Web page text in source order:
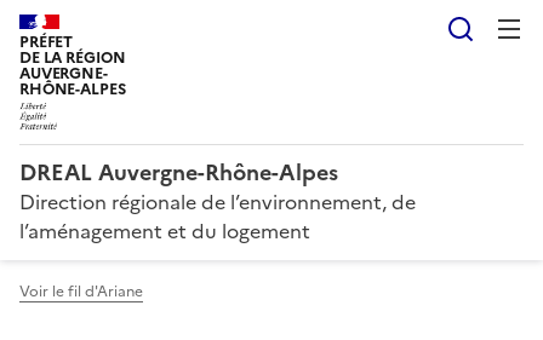
PRÉFET
DE LA RÉGION
AUVERGNE-
RHÔNE-ALPES
DREAL Auvergne-Rhône-Alpes
Direction régionale de l’environnement, de
l’aménagement et du logement
Voir le fil d'Ariane